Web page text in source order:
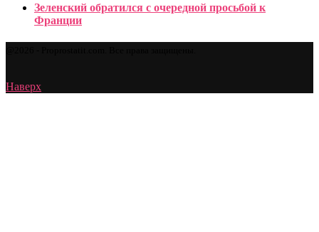
Зеленский обратился с очередной просьбой к
Франции
Наверх